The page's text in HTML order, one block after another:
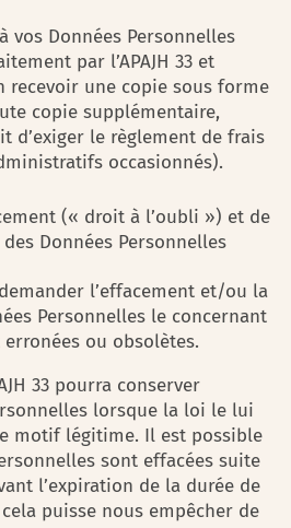
vos Données Personnelles
par l’APAJH 33 et
recevoir une copie sous forme
copie supplémentaire,
d’exiger le règlement de frais
occasionnés).
(« droit à l’oubli ») et de
Données Personnelles
l’effacement et/ou la
Personnelles le concernant
ou obsolètes.
33 pourra conserver
lorsque la loi le lui
motif légitime. Il est possible
sont effacées suite
l’expiration de la durée de
puisse nous empêcher de